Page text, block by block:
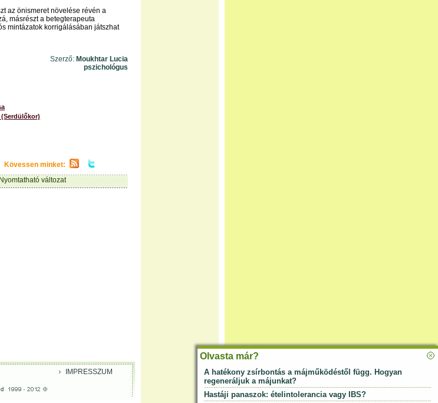
az önismeret növelése révén a
másrészt a betegterapeuta
mintázatok korrigálásában játszhat
Szerző: Moukhtar Lucia
pszichológus
Kövessen minket:
Nyomtatható változat
Olvasta már?
A hatékony zsírbontás a májműködéstől függ. Hogyan
regeneráljuk a májunkat?
Hastáji panaszok: ételintolerancia vagy IBS?
IMPRESSZUM